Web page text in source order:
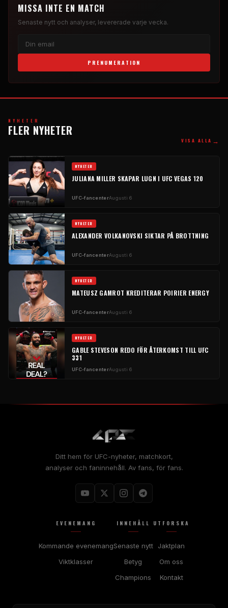
MISSA INTE EN MATCH
Senaste nytt och analyser, levererade varje vecka.
PRENUMERATION
NYHETER
FLER NYHETER
VISA ALLA →
NYHETER
JULIANA MILLER SKAPAR LUGN I UFC VEGAS 120
UFC-fancenterAugusti 6
NYHETER
ALEXANDER VOLKANOVSKI SIKTAR PÅ BROTTNING
UFC-fancenterAugusti 6
NYHETER
MATEUSZ GAMROT KREDITERAR POIRIER ENERGY
UFC-fancenterAugusti 6
NYHETER
GABLE STEVESON REDO FÖR ÅTERKOMST TILL UFC
331
UFC-fancenterAugusti 6
Ditt hem för UFC-nyheter, matchkort,
analyser och faninnehåll. Av fans, för fans.
EVENEMANG
Kommande evenemang
Viktklasser
INNEHÅLL
Senaste nytt
Betyg
Champions
UTFORSKA
Jaktplan
Om oss
Kontakt